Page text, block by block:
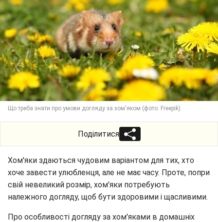
Що треба знати про умови догляду за хом'яком (фото: Freepik)
Поділитися
Хом'яки здаються чудовим варіантом для тих, хто
хоче завести улюбленця, але не має часу. Проте, попри
свій невеликий розмір, хом'яки потребують
належного догляду, щоб бути здоровими і щасливими.
Про особливості догляду за хом'яками в домашніх